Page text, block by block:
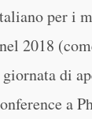
per i
2018
di
a